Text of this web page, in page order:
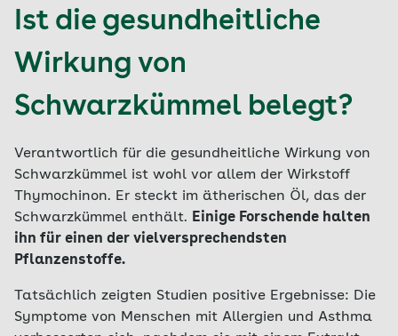
Ist die gesundheitliche
Wirkung von
Schwarzkümmel belegt?
Verantwortlich für die gesundheitliche Wirkung von
Schwarzkümmel ist wohl vor allem der Wirkstoff
Thymochinon. Er steckt im ätherischen Öl, das der
Schwarzkümmel enthält. Einige Forschende halten
ihn für einen der vielversprechendsten
Pflanzenstoffe.
Tatsächlich zeigten Studien positive Ergebnisse: Die
Symptome von Menschen mit Allergien und Asthma